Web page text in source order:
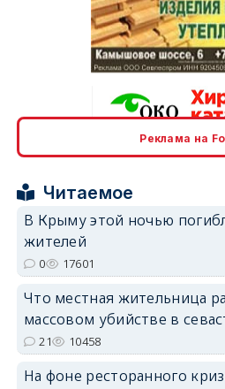
Реклама на
Читаемое
В Крыму этой ночью
жителей
0 17601
Что местная жительница
массовом убийстве в
21 10458
На фоне ресторанного